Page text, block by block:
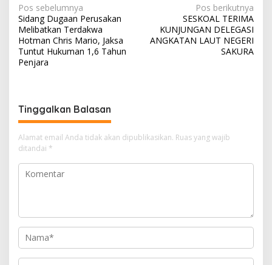
N
a
v
i
s
i
p
o
s
Pos sebelumnya
Sidang Dugaan Perusakan
Melibatkan Terdakwa
Hotman Chris Mario, Jaksa
Tuntut Hukuman 1,6 Tahun
Penjara
Pos berikutnya
SESKOAL TERIMA
KUNJUNGAN DELEGASI
ANGKATAN LAUT NEGERI
SAKURA
Tinggalkan Balasan
Alamat email Anda tidak akan dipublikasikan. Ruas yang wajib
ditandai *